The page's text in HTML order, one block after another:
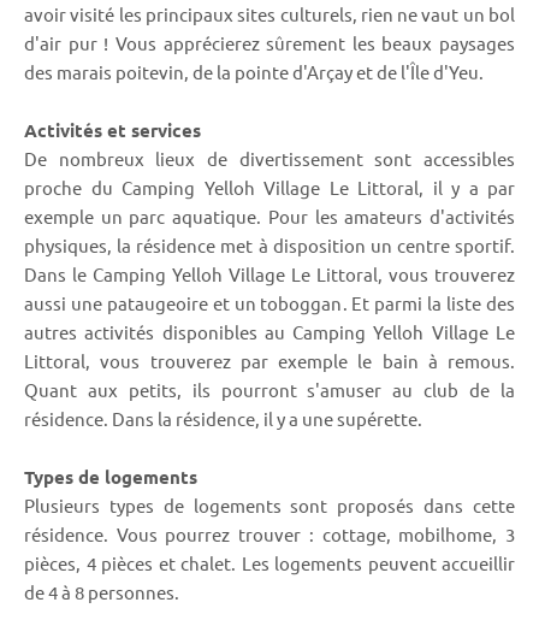
avoir visité les principaux sites culturels, rien ne vaut un bol
d'air pur ! Vous apprécierez sûrement les beaux paysages
des marais poitevin, de la pointe d'Arçay et de l'Île d'Yeu.
Activités et services
De nombreux lieux de divertissement sont accessibles
proche du Camping Yelloh Village Le Littoral, il y a par
exemple un parc aquatique. Pour les amateurs d'activités
physiques, la résidence met à disposition un centre sportif.
Dans le Camping Yelloh Village Le Littoral, vous trouverez
aussi une pataugeoire et un toboggan. Et parmi la liste des
autres activités disponibles au Camping Yelloh Village Le
Littoral, vous trouverez par exemple le bain à remous.
Quant aux petits, ils pourront s'amuser au club de la
résidence. Dans la résidence, il y a une supérette.
Types de logements
Plusieurs types de logements sont proposés dans cette
résidence. Vous pourrez trouver : cottage, mobilhome, 3
pièces, 4 pièces et chalet. Les logements peuvent accueillir
de 4 à 8 personnes.